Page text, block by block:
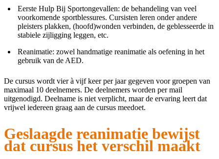
Eerste Hulp Bij Sportongevallen: de behandeling van veel
voorkomende sportblessures. Cursisten leren onder andere
pleisters plakken, (hoofd)wonden verbinden, de geblesseerde in
stabiele zijligging leggen, etc.
Reanimatie: zowel handmatige reanimatie als oefening in het
gebruik van de AED.
De cursus wordt vier à vijf keer per jaar gegeven voor groepen van
maximaal 10 deelnemers. De deelnemers worden per mail
uitgenodigd. Deelname is niet verplicht, maar de ervaring leert dat
vrijwel iedereen graag aan de cursus meedoet.
Geslaagde reanimatie bewijst
dat cursus het verschil maakt